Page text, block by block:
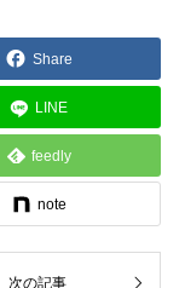
Share
LINE
feedly
note